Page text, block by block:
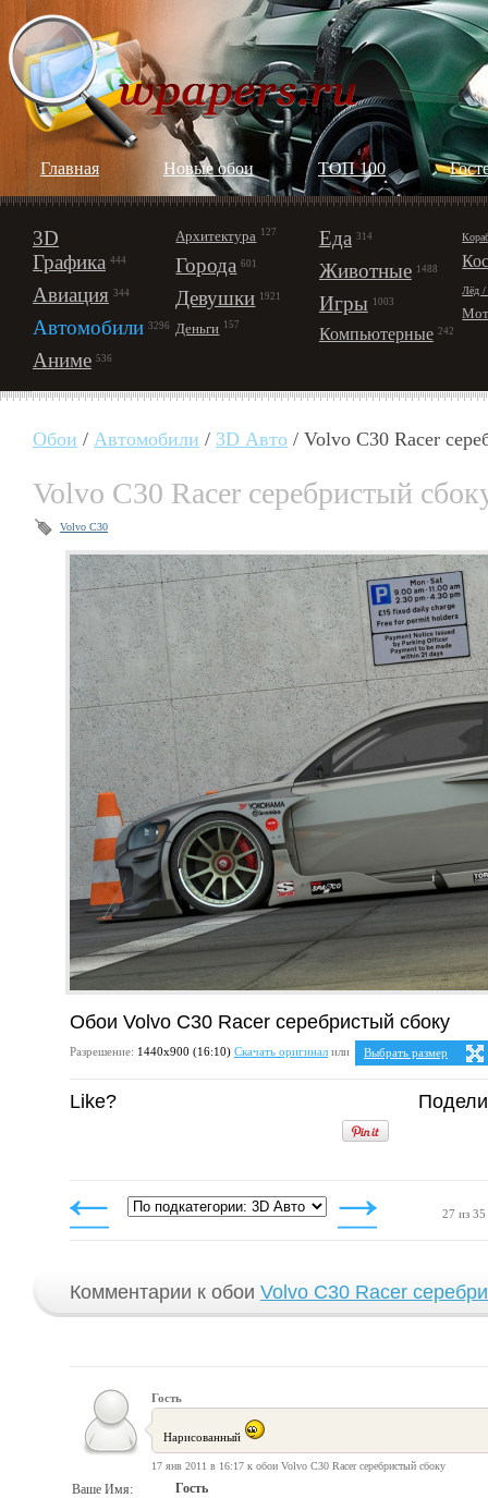
Главная Новые обои ТОП 100
3D
Графика 444
Авиация 344
Автомобили 3296
Аниме 536
Архитектура 127
Города 601
Девушки 1921
Деньги 157
Еда 314
Животные 1488
Игры 1003
Компьютерные 242
Лёд
Обои / Автомобили / 3D Авто / Volvo C30 Racer
Volvo C30 Racer серебристый
Volvo C30
Обои Volvo C30 Racer серебристый сбоку
Разрешение: 1440х900 (16:10) Скачать оригиналили
Выбрать размер
Ваше разрешение:Не
1280x800
1440x900
Like?
27 из 35
Комментарии к обои Volvo C30 Racer
Гость
Нарисованный
17 янв 2011 в 16:17 к обои Volvo C30 Racer серебристый сбоку
Ваше Имя: Гость